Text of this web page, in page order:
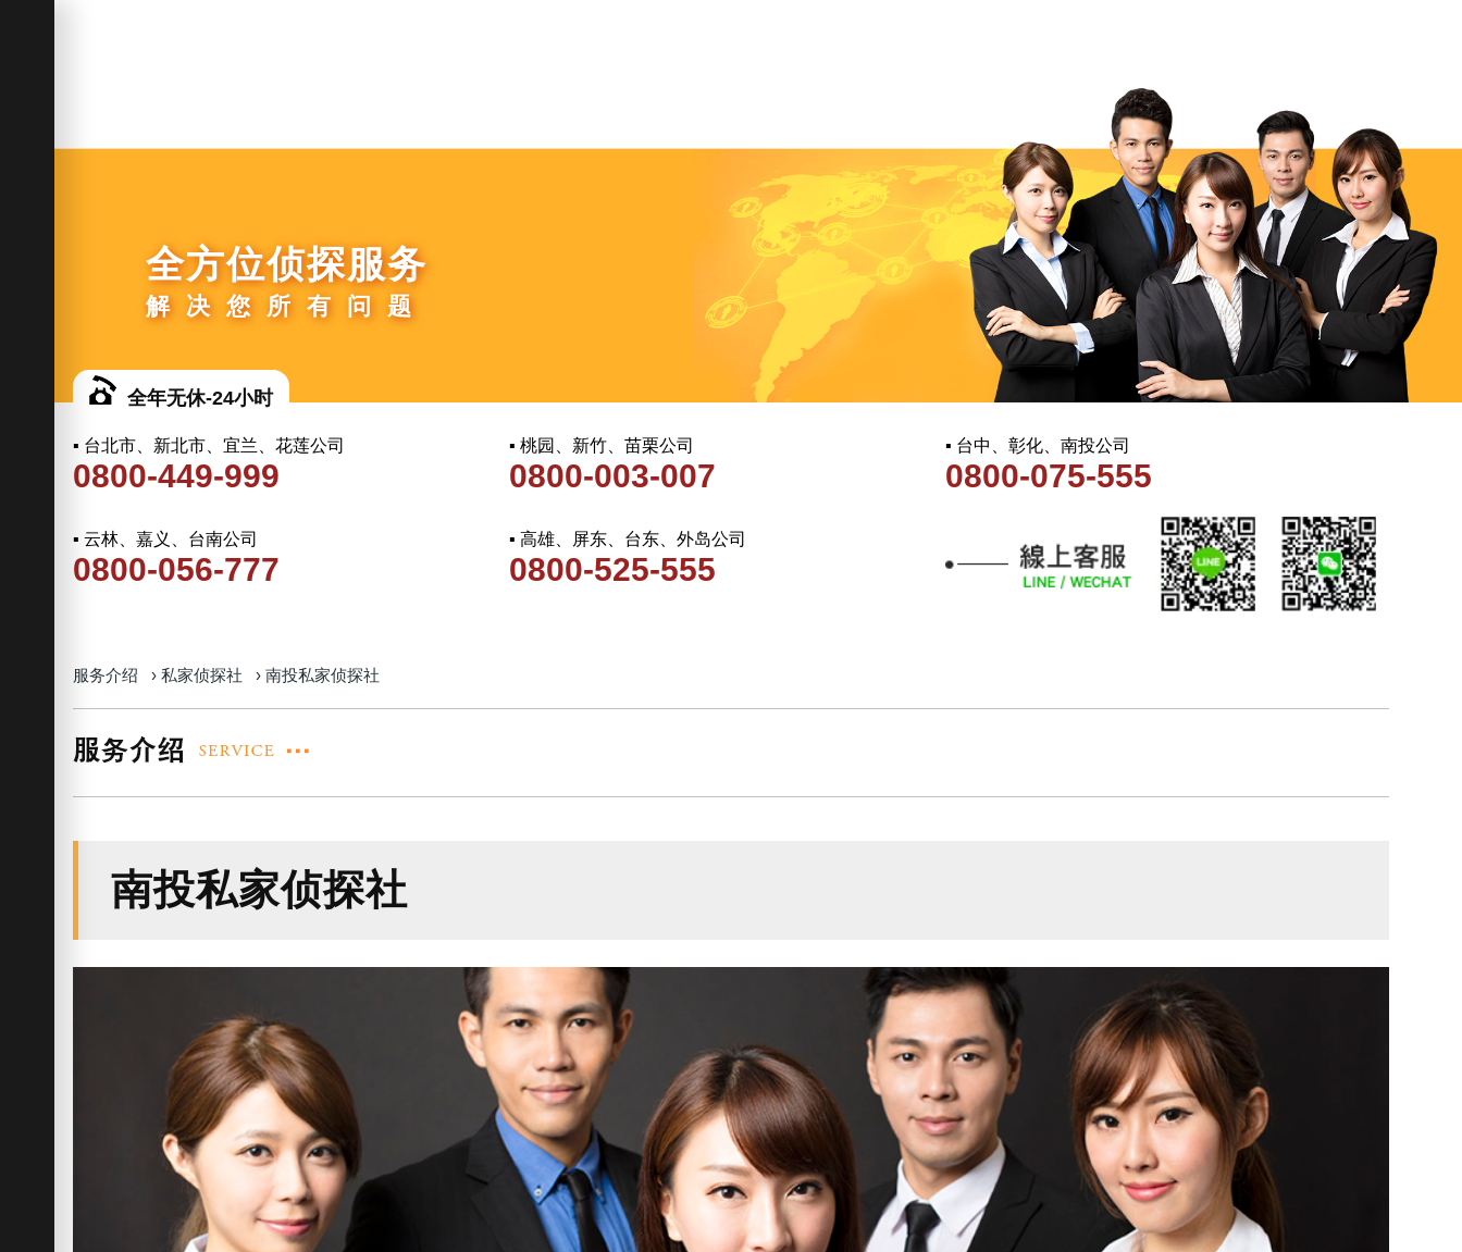
全方位侦探服务
解决您所有问题
全年无休-24小时
▪ 台北市、新北市、宜兰、花莲公司
0800-449-999
▪ 桃园、新竹、苗栗公司
0800-003-007
▪ 台中、彰化、南投公司
0800-075-555
▪ 云林、嘉义、台南公司
0800-056-777
▪ 高雄、屏东、台东、外岛公司
0800-525-555
服务介绍 › 私家侦探社 › 南投私家侦探社
南投私家侦探社